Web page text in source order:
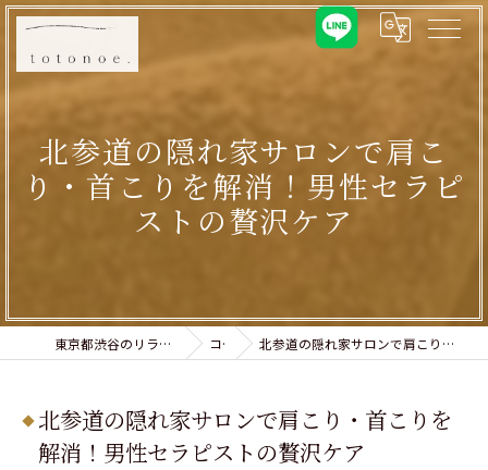
北参道の隠れ家サロンで肩こ
り・首こりを解消！男性セラピ
ストの贅沢ケア
東京都渋谷のリラクゼーションならtotonoe. コラム 北参道の隠れ家サロンで肩こり・首こりを解消！男性セラピストの贅沢ケア
北参道の隠れ家サロンで肩こり・首こりを
解消！男性セラピストの贅沢ケア